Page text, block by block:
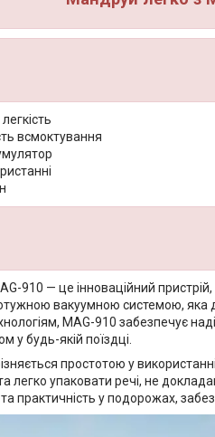
всмоктування
910 — це інноваційний
вакуумною системою, яка
MAG-910 забезпечує
у будь-якій поїздці.
простотою у
легко упаковати речі, не
та практичність у подорожах,